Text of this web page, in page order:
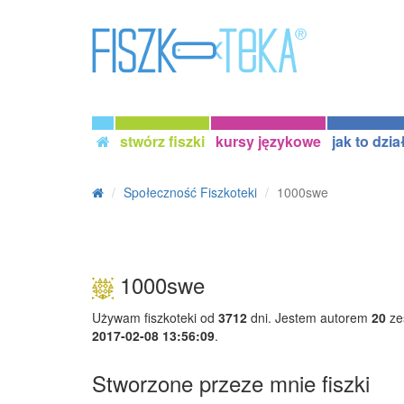
stwórz fiszki kursy językowe jak to
Społeczność Fiszkoteki 1000swe
1000swe
Używam fiszkoteki od 3712 dni. Jestem autorem 20
2017-02-08 13:56:09.
Stworzone przeze mnie fiszki